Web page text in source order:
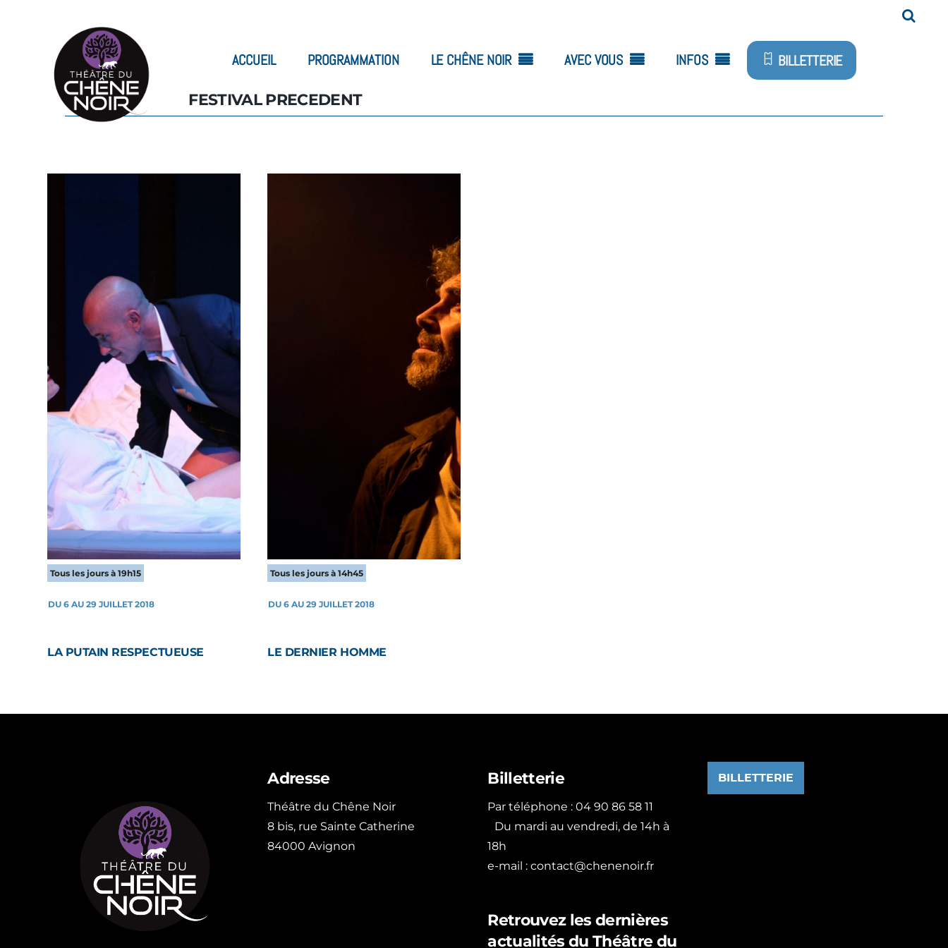
ACCUEIL PROGRAMMATION LE CHÊNE NOIR AVEC VOUS INFOS BILLETTERIE
FESTIVAL PRECEDENT
Tous les jours à 19h15
DU 6 AU 29 JUILLET 2018
LA PUTAIN RESPECTUEUSE
Tous les jours à 14h45
DU 6 AU 29 JUILLET 2018
LE DERNIER HOMME
Adresse
Théâtre du Chêne Noir
8 bis, rue Sainte Catherine
84000 Avignon
Billetterie
Par téléphone : 04 90 86 58 11
Du mardi au vendredi, de 14h à
18h
e-mail :contact@chenenoir.fr
Retrouvez les dernières
actualités du Théâtre du
BILLETTERIE